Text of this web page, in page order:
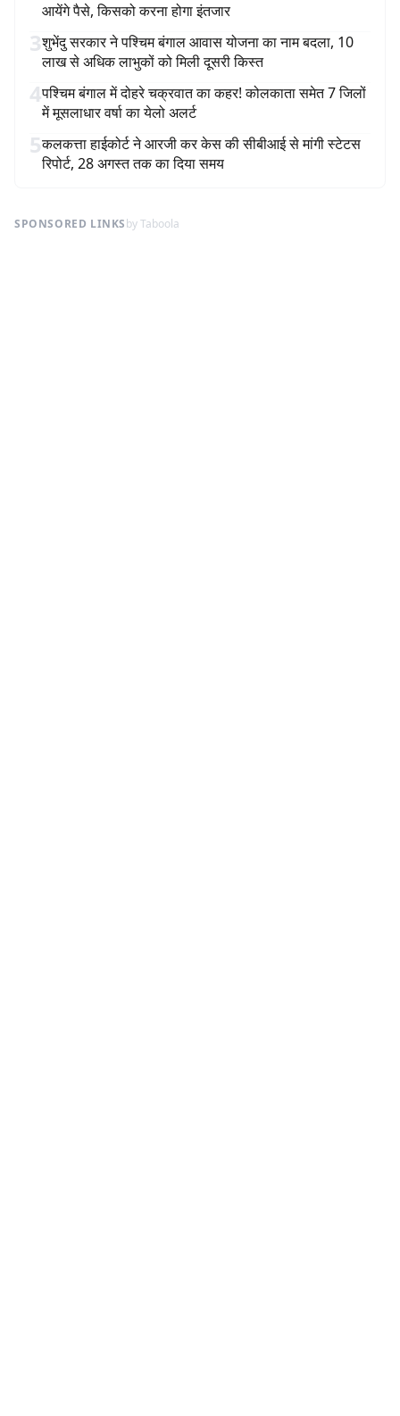
आयेंगे पैसे, किसको करना होगा इंतजार
3शुभेंदु सरकार ने पश्चिम बंगाल आवास योजना का नाम बदला, 10
लाख से अधिक लाभुकों को मिली दूसरी किस्त
4पश्चिम बंगाल में दोहरे चक्रवात का कहर! कोलकाता समेत 7 जिलों
में मूसलाधार वर्षा का येलो अलर्ट
5कलकत्ता हाईकोर्ट ने आरजी कर केस की सीबीआई से मांगी स्टेटस
रिपोर्ट, 28 अगस्त तक का दिया समय
SPONSORED LINKSby Taboola